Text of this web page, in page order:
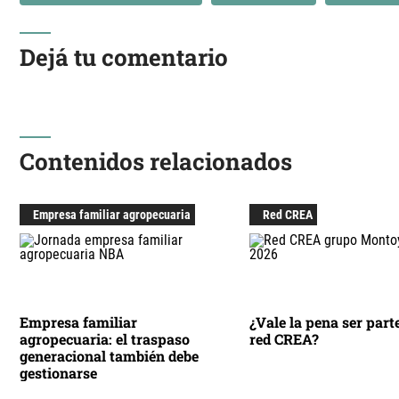
Dejá tu comentario
Contenidos relacionados
Empresa familiar agropecuaria
Empresa familiar
agropecuaria: el traspaso
generacional también debe
gestionarse
Red CREA
¿Vale la pena ser
red CREA?